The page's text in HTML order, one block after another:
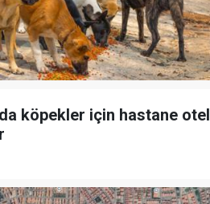
köpekler için hastane otel